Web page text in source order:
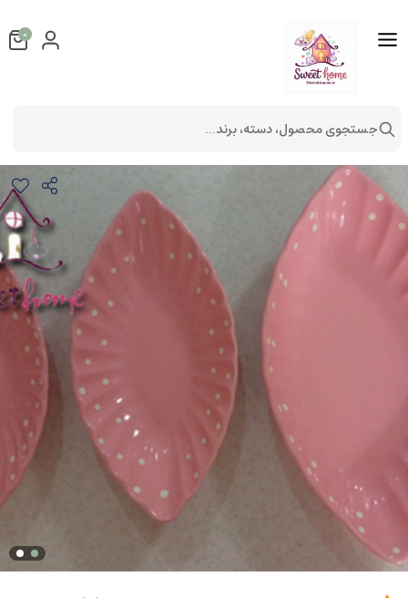
0
جستجوی محصول، دسته، برند...